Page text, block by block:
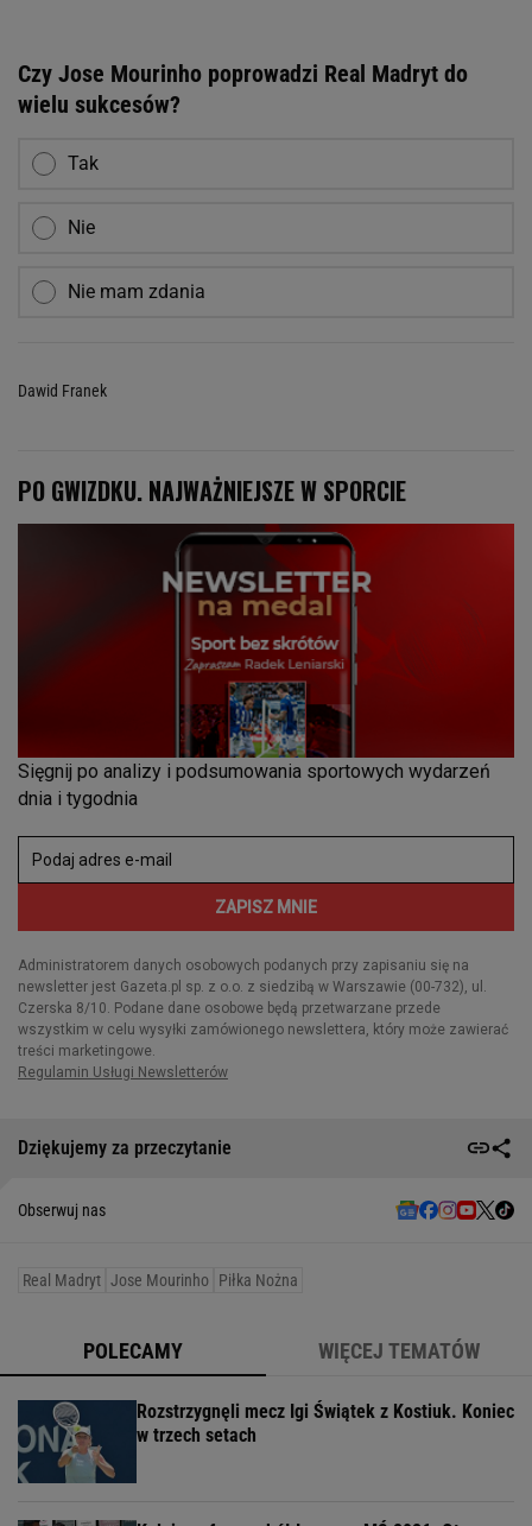
Czy Jose Mourinho poprowadzi Real Madryt do
wielu sukcesów?
Tak
Nie
Nie mam zdania
Dawid Franek
Dziękujemy za przeczytanie
Obserwuj nas
Real Madryt Jose Mourinho Piłka Nożna
POLECAMY WIĘCEJ TEMATÓW
Rozstrzygnęli mecz Igi Świątek z Kostiuk. Koniec
w trzech setach